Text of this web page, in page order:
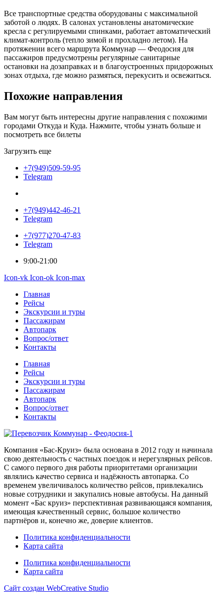
Все транспортные средства оборудованы с максимальной
заботой о людях. В салонах установлены анатомические
кресла с регулируемыми спинками, работает автоматический
климат-контроль (тепло зимой и прохладно летом). На
протяжении всего маршрута Коммунар — Феодосия для
пассажиров предусмотрены регулярные санитарные
остановки на дозаправках и в благоустроенных придорожных
зонах отдыха, где можно размяться, перекусить и освежиться.
Похожие направления
Вам могут быть интересны другие направления с похожими
городами Откуда и Куда. Нажмите, чтобы узнать больше и
посмотреть все билеты
Загрузить еще
+7(949)509-59-95
Telegram
+7(949)442-46-21
Telegram
+7(977)270-47-83
Telegram
9:00-21:00
Icon-vk Icon-ok Icon-max
Главная
Рейсы
Экскурсии и туры
Пассажирам
Автопарк
Вопрос/ответ
Контакты
Главная
Рейсы
Экскурсии и туры
Пассажирам
Автопарк
Вопрос/ответ
Контакты
Компания «Бас-Круиз» была основана в 2012 году и начинала
свою деятельность с частных поездок и нерегулярных рейсов.
С самого первого дня работы приоритетами организации
являлись качество сервиса и надёжность автопарка. Со
временем увеличивалось количество рейсов, привлекались
новые сотрудники и закупались новые автобусы. На данный
момент «Бас круиз» перспективная развивающаяся компания,
имеющая качественный сервис, большое количество
партнёров и, конечно же, доверие клиентов.
Политика конфиденциальности
Карта сайта
Политика конфиденциальности
Карта сайта
Сайт создан WebCreative Studio